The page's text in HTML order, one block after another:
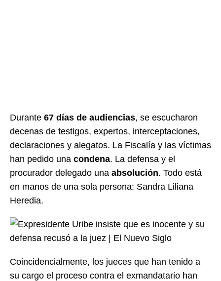
Durante 67 días de audiencias, se escucharon
decenas de testigos, expertos, interceptaciones,
declaraciones y alegatos. La Fiscalía y las víctimas
han pedido una condena. La defensa y el
procurador delegado una absolución. Todo está
en manos de una sola persona: Sandra Liliana
Heredia.
Coincidencialmente, los jueces que han tenido a
su cargo el proceso contra el exmandatario han